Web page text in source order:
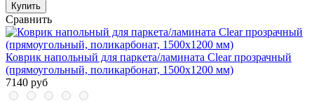
Купить
Сравнить
Коврик напольный для паркета/ламината Clear прозрачный
(прямоугольный, поликарбонат, 1500x1200 мм)
7140 руб